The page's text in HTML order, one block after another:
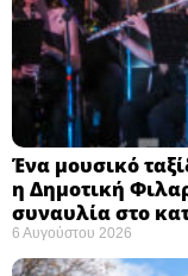
Ένα μουσικό
η Δημοτική
συναυλία στο
6 Αυγούστου 2026